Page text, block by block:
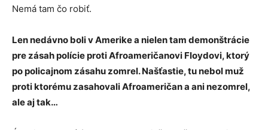
Nemá tam čo robiť.
Len nedávno boli v Amerike a nielen tam demonštrácie
pre zásah polície proti Afroameričanovi Floydovi, ktorý
po policajnom zásahu zomrel. Našťastie, tu nebol muž
proti ktorému zasahovali Afroameričan a ani nezomrel,
ale aj tak…